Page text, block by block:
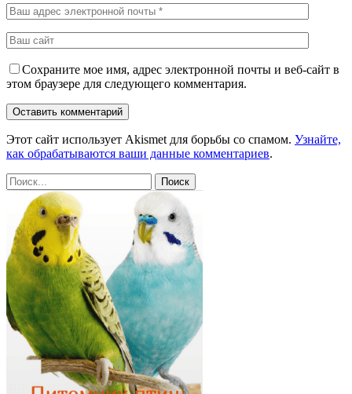
Сохраните мое имя, адрес электронной почты и веб-сайт в
этом браузере для следующего комментария.
Этот сайт использует Akismet для борьбы со спамом. Узнайте,
как обрабатываются ваши данные комментариев.